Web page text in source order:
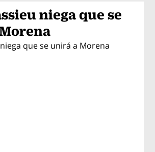
niega que se
que se unirá a Morena